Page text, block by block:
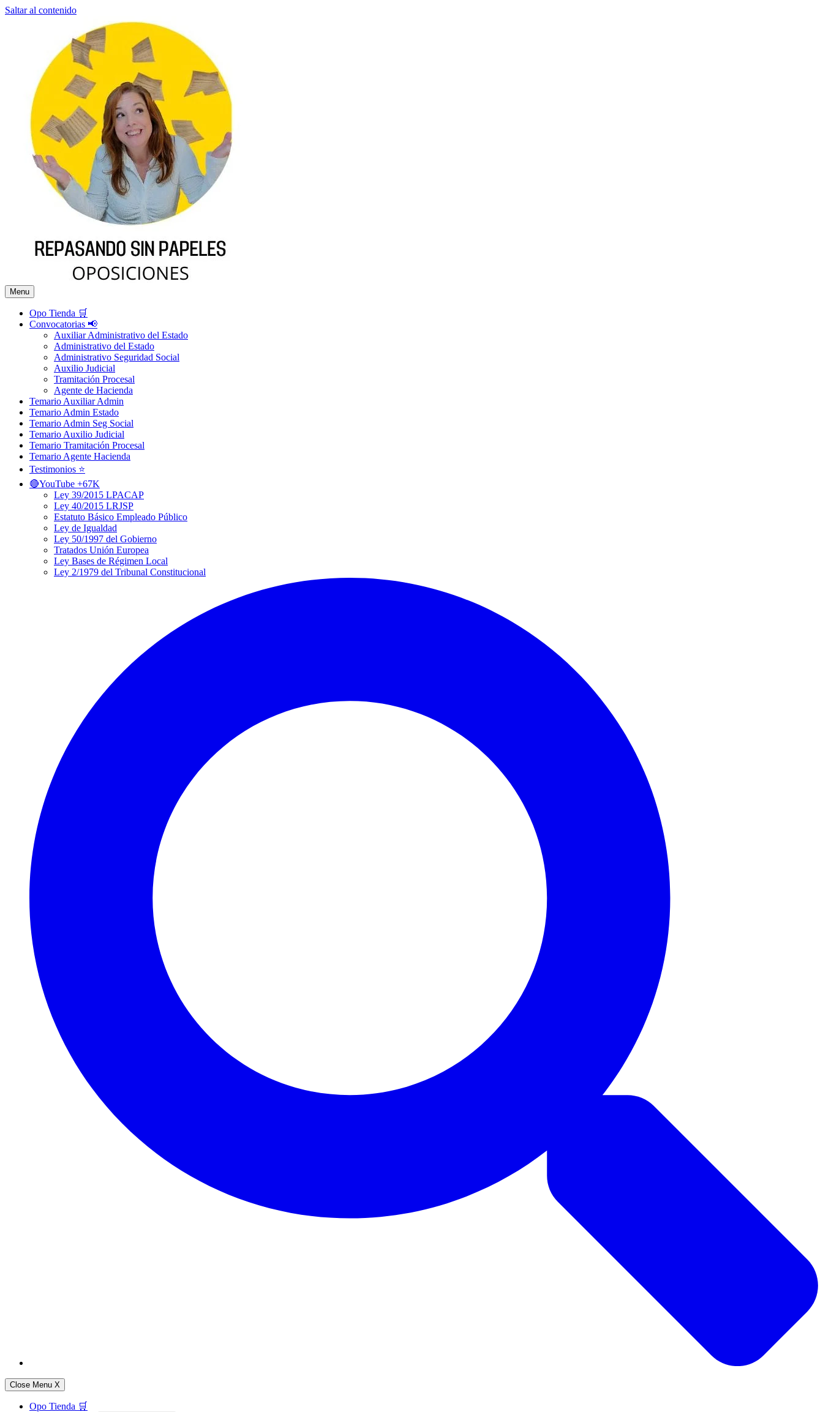
Saltar al contenido
Menu
Opo Tienda 🛒
Convocatorias 📢
Auxiliar Administrativo del Estado
Administrativo del Estado
Administrativo Seguridad Social
Auxilio Judicial
Tramitación Procesal
Agente de Hacienda
Temario Auxiliar Admin
Temario Admin Estado
Temario Admin Seg Social
Temario Auxilio Judicial
Temario Tramitación Procesal
Temario Agente Hacienda
Testimonios ⭐️
🔴YouTube +67K
Ley 39/2015 LPACAP
Ley 40/2015 LRJSP
Estatuto Básico Empleado Público
Ley de Igualdad
Ley 50/1997 del Gobierno
Tratados Unión Europea
Ley Bases de Régimen Local
Ley 2/1979 del Tribunal Constitucional
Close Menu X
Opo Tienda 🛒